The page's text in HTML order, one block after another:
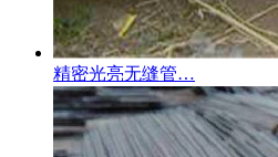
精密光亮无缝管…